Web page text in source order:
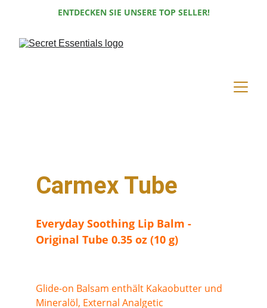
ENTDECKEN SIE UNSERE TOP SELLER!
Carmex Tube
Everyday Soothing Lip Balm -
Original Tube 0.35 oz (10 g)
Glide-on Balsam enthält Kakaobutter und
Mineralöl, External Analgetic